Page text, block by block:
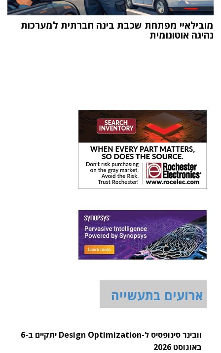
מובילאיי מפתחת שכבת בינה חברתית למערכות
נהיגה אוטונומית
ארועים בתעשייה
וובינר סינופסיס ל-Design Optimization יתקיים ב-6
באוגוסט 2026